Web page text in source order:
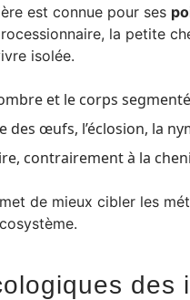
est connue pour ses
la petite
isolée.
et le corps
des œufs, l’éclosion, la
contrairement à la
de mieux cibler les
des